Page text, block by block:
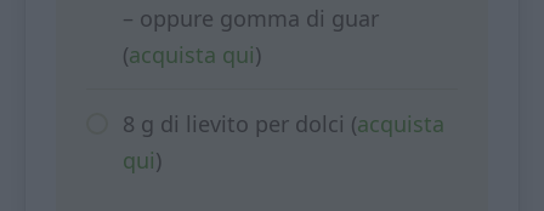
– oppure gomma di guar
(acquista qui)
8 g di lievito per dolci (acquista
qui)